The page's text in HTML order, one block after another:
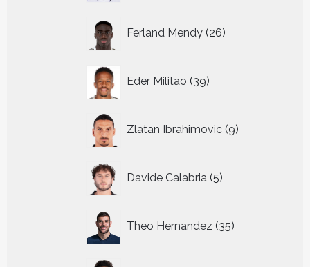
Ferland Mendy 26
producten
Eder Militao 39
producten
Zlatan Ibrahimovic 9
producten
Davide Calabria 5
producten
Theo Hernandez 35
producten